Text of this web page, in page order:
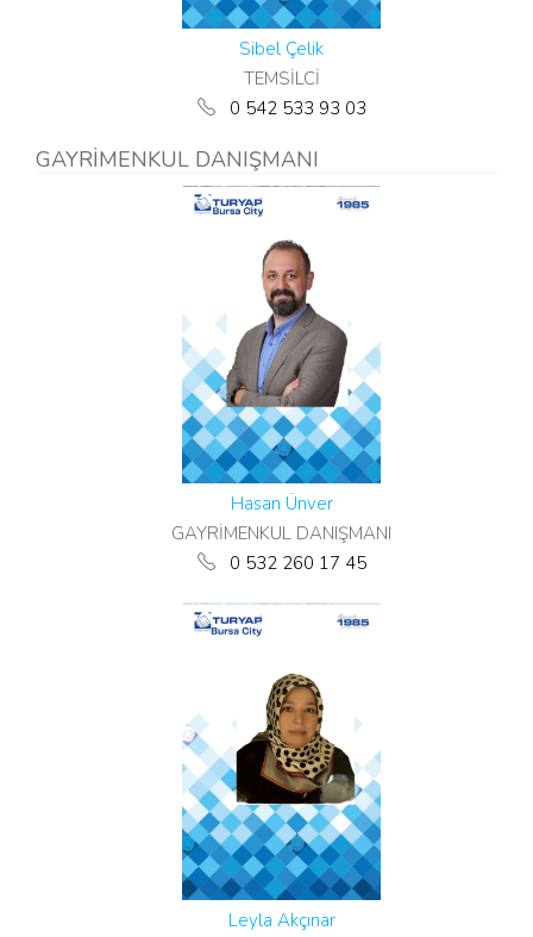
Sibel Çelik
TEMSİLCİ
0 542 533 93 03
GAYRİMENKUL DANIŞMANI
Hasan Ünver
GAYRİMENKUL DANIŞMANI
0 532 260 17 45
Leyla Akçınar